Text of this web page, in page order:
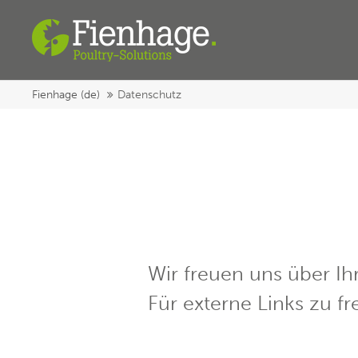
Login
Benutzername
Lost your password?
Lorem
Mon - Fri
Fienhage (de) Datenschutz
Wir freuen uns über
Für externe Links zu